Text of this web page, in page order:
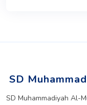
SD
SD Muhammadiyah Al-